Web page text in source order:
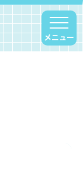
メニュー